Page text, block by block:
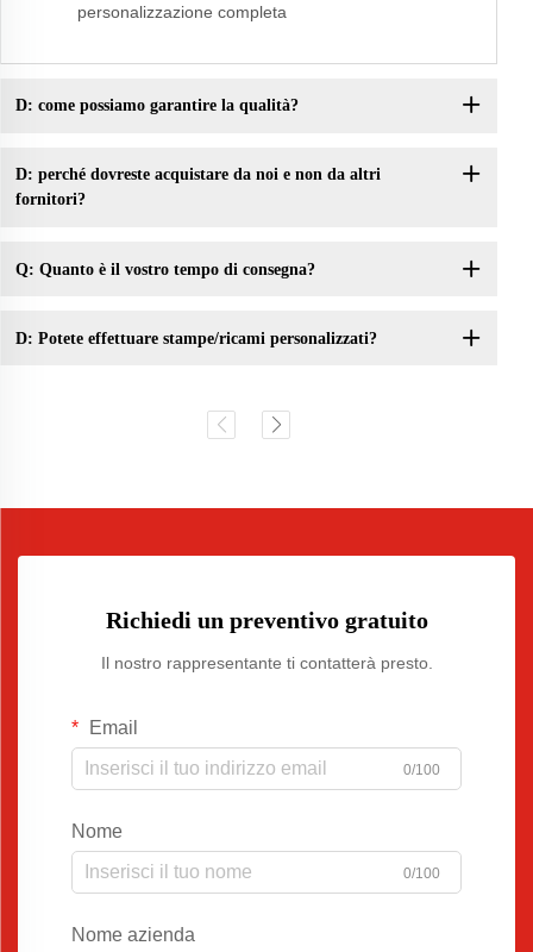
personalizzazione completa
D: come possiamo garantire la qualità?
D: perché dovreste acquistare da noi e non da altri
fornitori?
Q: Quanto è il vostro tempo di consegna?
D: Potete effettuare stampe/ricami personalizzati?
Richiedi un preventivo gratuito
Il nostro rappresentante ti contatterà presto.
Email
0/100
Nome
0/100
Nome azienda